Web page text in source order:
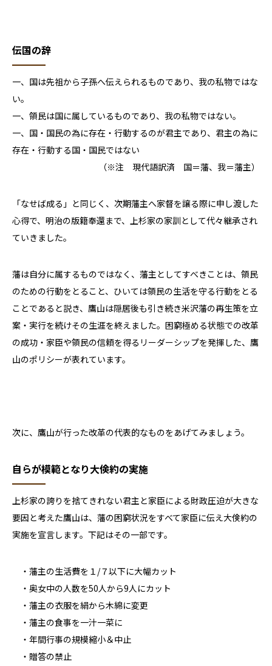
伝国の辞
一、国は先祖から子孫へ伝えられるものであり、我の私物ではな
い。
一、領民は国に属しているものであり、我の私物ではない。
一、国・国民の為に存在・行動するのが君主であり、君主の為に
存在・行動する国・国民ではない
（※注 現代語訳済 国＝藩、我＝藩主）
「なせば成る」と同じく、次期藩主へ家督を譲る際に申し渡した
心得で、明治の版籍奉還まで、上杉家の家訓として代々継承され
ていきました。
藩は自分に属するものではなく、藩主としてすべきことは、領民
のための行動をとること、ひいては領民の生活を守る行動をとる
ことであると説き、鷹山は隠居後も引き続き米沢藩の再生策を立
案・実行を続けその生涯を終えました。困窮極める状態での改革
の成功・家臣や領民の信頼を得るリーダーシップを発揮した、鷹
山のポリシーが表れています。
次に、鷹山が行った改革の代表的なものをあげてみましょう。
自らが模範となり大倹約の実施
上杉家の誇りを捨てきれない君主と家臣による財政圧迫が大きな
要因と考えた鷹山は、藩の困窮状況をすべて家臣に伝え大倹約の
実施を宣言します。下記はその一部です。
・藩主の生活費を１ /７以下に大幅カット
・奥女中の人数を50人から9人にカット
・藩主の衣服を絹から木綿に変更
・藩主の食事を一汁一菜に
・年間行事の規模縮小＆中止
・贈答の禁止